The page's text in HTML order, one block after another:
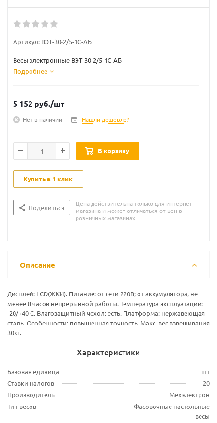
Артикул: ВЭТ-30-2/5-1С-АБ
Весы электронные ВЭТ-30-2/5-1С-АБ
Подробнее
5 152 руб./шт
Нет в наличии Нашли дешевле?
В корзину
Купить в 1 клик
Поделиться
Цена действительна только для интернет-
магазина и может отличаться от цен в
розничных магазинах
Описание
Дисплей: LСD(ЖКИ). Питание: от сети 220В; от аккумулятора, не
менее 8 часов непрерывной работы. Температура эксплуатации:
-20/+40 С. Влагозащитный чехол: есть. Платформа: нержавеющая
сталь. Особенности: повышенная точность. Макс. вес взвешивания
30кг.
Характеристики
Базовая единица
шт
Ставки налогов
20
Производитель
Мехэлектрон
Тип весов
Фасовочные настольные
весы